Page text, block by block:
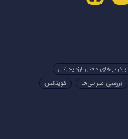
ایردراپ‌های معتبر ارزدیجیتال
بررسی صرافی‌ها کوینکس